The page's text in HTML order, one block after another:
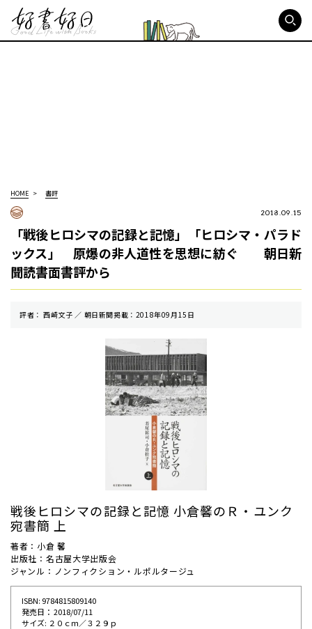
HOME 書評
2018.09.15
「戦後ヒロシマの記録と記憶」「ヒロシマ・パラド
ックス」 原爆の非人道性を思想に紡ぐ 朝日新
聞読書面書評から
評者： 西崎文子 ／ 朝⽇新聞掲載：2018年09月15日
戦後ヒロシマの記録と記憶 小倉馨のＲ・ユンク
宛書簡 上
著者：小倉 馨
出版社：名古屋大学出版会
ジャンル：ノンフィクション・ルポルタージュ
ISBN: 9784815809140
発売⽇： 2018/07/11
サイズ: ２０ｃｍ／３２９ｐ